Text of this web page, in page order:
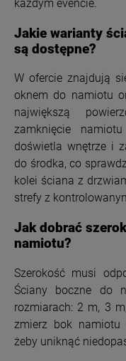
każdym evencie.
Jakie warianty
są dostępne?
W ofercie znajdują
oknem do namiotu
największą
zamknięcie
doświetla wnętrze i
do środka, co
kolei ściana z
strefy z
Jak dobrać
namiotu?
Szerokość musi
Ściany boczne do
rozmiarach: 2 m, 3
zmierz bok namiotu
żeby uniknąć